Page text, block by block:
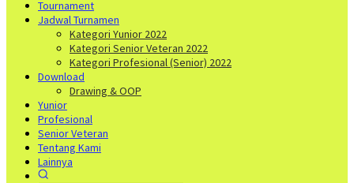
Tournament
Jadwal Turnamen
Kategori Yunior 2022
Kategori Senior Veteran 2022
Kategori Profesional (Senior) 2022
Download
Drawing & OOP
Yunior
Profesional
Senior Veteran
Tentang Kami
Lainnya